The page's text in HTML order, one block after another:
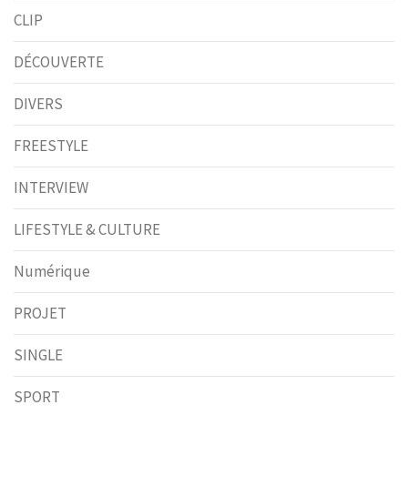
CLIP
DÉCOUVERTE
DIVERS
FREESTYLE
INTERVIEW
LIFESTYLE & CULTURE
Numérique
PROJET
SINGLE
SPORT